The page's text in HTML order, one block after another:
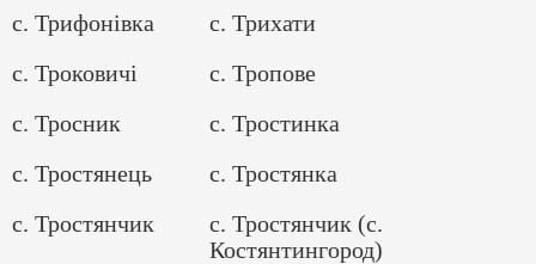
с. Трифонівка
с. Трихати
с. Троковичі
с. Тропове
с. Тросник
с. Тростинка
с. Тростянець
с. Тростянка
с. Тростянчик
с. Тростянчик (с.
Костянтингород)